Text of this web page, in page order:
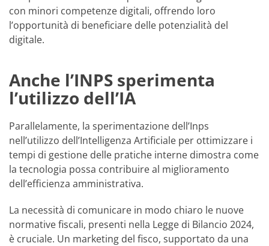
con minori competenze digitali, offrendo loro
l’opportunità di beneficiare delle potenzialità del
digitale.
Anche l’INPS sperimenta
l’utilizzo dell’IA
Parallelamente, la sperimentazione dell’Inps
nell’utilizzo dell’Intelligenza Artificiale per ottimizzare i
tempi di gestione delle pratiche interne dimostra come
la tecnologia possa contribuire al miglioramento
dell’efficienza amministrativa.
La necessità di comunicare in modo chiaro le nuove
normative fiscali, presenti nella Legge di Bilancio 2024,
è cruciale. Un marketing del fisco, supportato da una